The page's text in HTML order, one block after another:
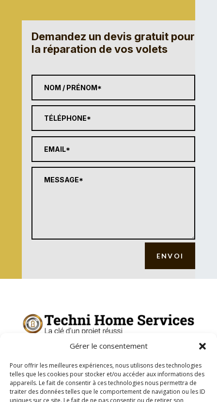
Gérer le consentement
Pour offrir les meilleures expériences, nous utilisons des technologies
telles que les cookies pour stocker et/ou accéder aux informations des
appareils. Le fait de consentir à ces technologies nous permettra de
traiter des données telles que le comportement de navigation ou les ID
uniques sur ce site. Le fait de ne pas consentir ou de retirer son
Demandez un devis gratuit pour
la réparation de vos volets
ENVOI
réparation de volets roulants et stores motorisés, et
l’installation de menuiseries Made in France en Isère.